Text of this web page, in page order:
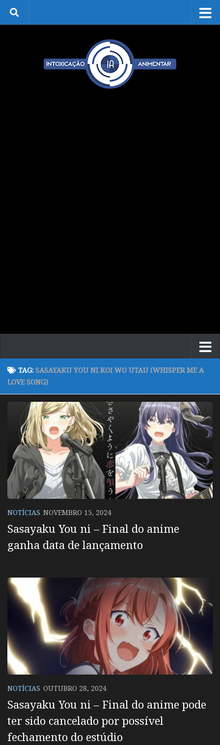
Skip to content
TAG: SASAYAKU YOU NI KOI WO UTAU (WHISPER ME A
LOVE SONG)
NOTÍCIAS NOVEMBRO 15, 2024
Sasayaku You ni – Final do anime
ganha data de lançamento
NOTÍCIAS OUTUBRO 28, 2024
Sasayaku You ni – Final do anime pode
ter sido cancelado por possível
fechamento do estúdio